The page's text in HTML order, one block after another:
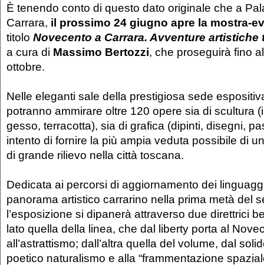
È tenendo conto di questo dato originale che a
Carrara, il prossimo 24 giugno apre la mostra-
titolo Novecento a Carrara. Avventure artistiche
a cura di Massimo Bertozzi, che proseguirà fino
ottobre.
Nelle eleganti sale della prestigiosa sede
potranno ammirare oltre 120 opere sia di scultura
gesso, terracotta), sia di grafica (dipinti, disegni,
intento di fornire la più ampia veduta possibile di
di grande rilievo nella città toscana.
Dedicata ai percorsi di aggiornamento dei
panorama artistico carrarino nella prima metà del
l’esposizione si dipanerà attraverso due direttrici
lato quella della linea, che dal liberty porta al
all’astrattismo; dall’altra quella del volume, dal
poetico naturalismo e alla “frammentazione